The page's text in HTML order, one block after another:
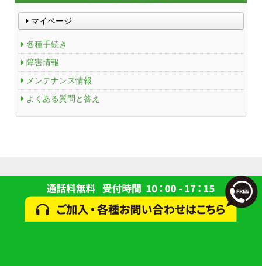
マイページ
各種手続き
障害情報
メンテナンス情報
よくある質問と答え